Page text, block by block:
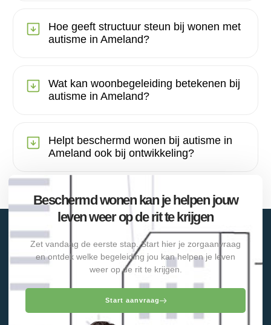
Hoe geeft structuur steun bij wonen met
autisme in Ameland?
Wat kan woonbegeleiding betekenen bij
autisme in Ameland?
Helpt beschermd wonen bij autisme in
Ameland ook bij ontwikkeling?
Beschermd wonen kan je helpen jouw
leven weer op de rit te krijgen
Zet vandaag de eerste stap. Start hier je zorgaanvraag
en ontdek welke begeleiding jou kan helpen je leven
weer op de rit te krijgen.
Start aanvraag